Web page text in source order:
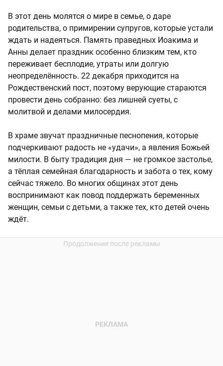
В этот день молятся о мире в семье, о даре
родительства, о примирении супругов, которые устали
ждать и надеяться. Память праведных Иоакима и
Анны делает праздник особенно близким тем, кто
переживает бесплодие, утраты или долгую
неопределённость. 22 декабря приходится на
Рождественский пост, поэтому верующие стараются
провести день собранно: без лишней суеты, с
молитвой и делами милосердия.
В храме звучат праздничные песнопения, которые
подчеркивают радость не «удачи», а явления Божьей
милости. В быту традиция дня — не громкое застолье,
а тёплая семейная благодарность и забота о тех, кому
сейчас тяжело. Во многих общинах этот день
воспринимают как повод поддержать беременных
женщин, семьи с детьми, а также тех, кто детей очень
ждёт.